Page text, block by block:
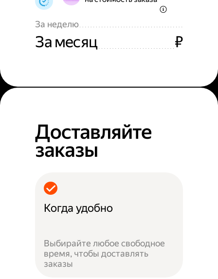
За неделю
За месяц ₽
Доставляйте
заказы
Когда удобно
Выбирайте любое свободное
время, чтобы доставлять
заказы